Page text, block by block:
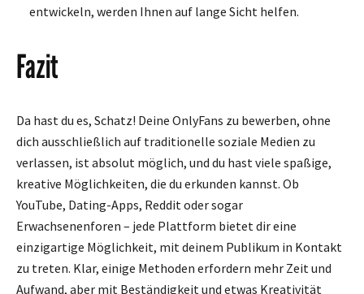
entwickeln, werden Ihnen auf lange Sicht helfen.
Fazit
Da hast du es, Schatz! Deine OnlyFans zu bewerben, ohne
dich ausschließlich auf traditionelle soziale Medien zu
verlassen, ist absolut möglich, und du hast viele spaßige,
kreative Möglichkeiten, die du erkunden kannst. Ob
YouTube, Dating-Apps, Reddit oder sogar
Erwachsenenforen – jede Plattform bietet dir eine
einzigartige Möglichkeit, mit deinem Publikum in Kontakt
zu treten. Klar, einige Methoden erfordern mehr Zeit und
Aufwand, aber mit Beständigkeit und etwas Kreativität